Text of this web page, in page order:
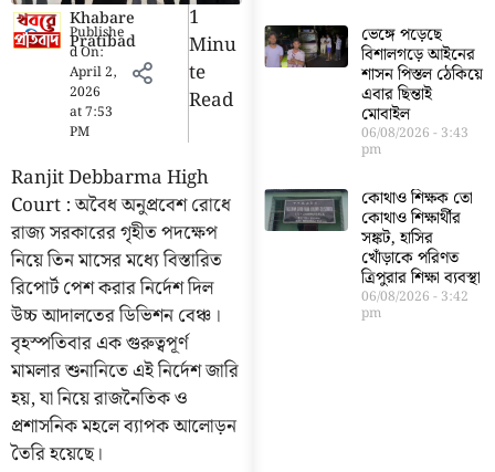
Khabare
Pratibad
Publishe
d On:
April 2,
2026
at7:53
PM
1
Minu
Te
Read
Ranjit Debbarma High
Court : অবৈধ অনুপ্রবেশ রোধে
রাজ্য সরকারের গৃহীত পদক্ষেপ
নিয়ে তিন মাসের মধ্যে বিস্তারিত
রিপোর্ট পেশ করার নির্দেশ দিল
উচ্চ আদালতের ডিভিশন বেঞ্চ।
বৃহস্পতিবার এক গুরুত্বপূর্ণ
মামলার শুনানিতে এই নির্দেশ জারি
হয়, যা নিয়ে রাজনৈতিক ও
প্রশাসনিক মহলে ব্যাপক আলোড়ন
তৈরি হয়েছে।
ভেঙ্গে পড়েছে
বিশালগড়ে আইনের
শাসন পিস্তল ঠেকিয়ে
এবার ছিন্তাই
মোবাইল
06/08/2026 3:43
pm
কোথাও শিক্ষক তো
কোথাও শিক্ষার্থীর
সঙ্কট, হাসির
খোঁড়াকে পরিণত
ত্রিপুরার শিক্ষা ব্যবস্থা
06/08/2026 3:42
pm